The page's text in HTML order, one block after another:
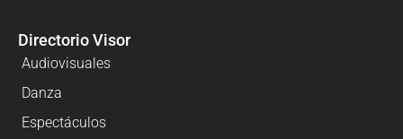
Directorio Visor
Audiovisuales
Danza
Espectáculos